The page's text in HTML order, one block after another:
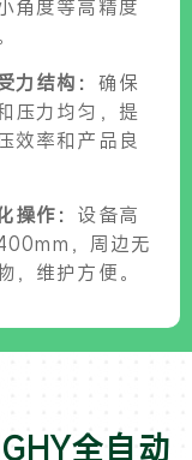
角度等高精度
力结构： 确保
压力均匀，提
效率和产品良
操作： 设备高
，周边无
，维护方便。
全自动